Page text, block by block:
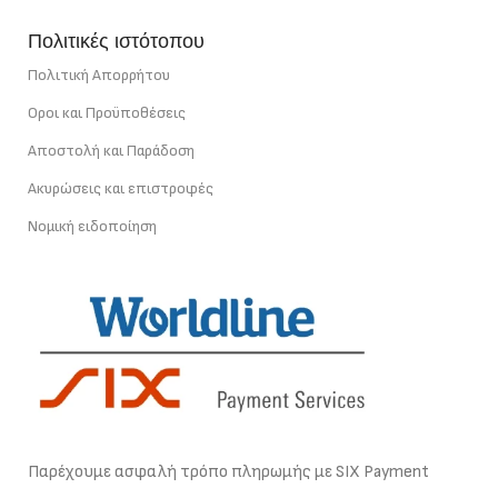
Πολιτικές ιστότοπου
Πολιτική Απορρήτου
Οροι και Προϋποθέσεις
Αποστολή και Παράδοση
Ακυρώσεις και επιστροφές
Νομική ειδοποίηση
Παρέχουμε ασφαλή τρόπο πληρωμής με SIX Payment